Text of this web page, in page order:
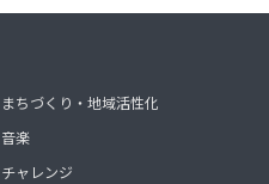
まちづくり・地域活性化
音楽
チャレンジ